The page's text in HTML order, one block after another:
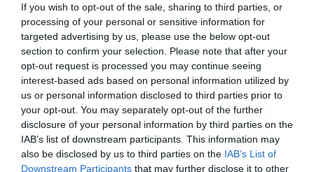
If you wish to opt-out of the sale, sharing to third parties, or
processing of your personal or sensitive information for
targeted advertising by us, please use the below opt-out
section to confirm your selection. Please note that after your
opt-out request is processed you may continue seeing
interest-based ads based on personal information utilized by
us or personal information disclosed to third parties prior to
your opt-out. You may separately opt-out of the further
disclosure of your personal information by third parties on the
IAB’s list of downstream participants. This information may
also be disclosed by us to third parties on the IAB’s List of
Downstream Participants that may further disclose it to other
των τιμών σε: ιατρικά προϊόντα, υπηρεσίες
εξωνοσοκομειακής περίθαλψης,
νοσοκομειακή περίθαλψη. Μέρος της αύξησης
αυτής αντισταθμίστηκε από τη μείωση κυρίως
των τιμών στα φαρμακευτικά προϊόντα.
7,2% στην ομάδα Μεταφορές, λόγω αύξησης
κυρίως των τιμών σε: καινούργια αυτοκίνητα,